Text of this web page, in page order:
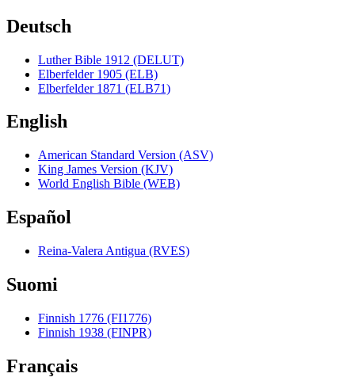
Deutsch
Luther Bible 1912 (DELUT)
Elberfelder 1905 (ELB)
Elberfelder 1871 (ELB71)
English
American Standard Version (ASV)
King James Version (KJV)
World English Bible (WEB)
Español
Reina-Valera Antigua (RVES)
Suomi
Finnish 1776 (FI1776)
Finnish 1938 (FINPR)
Français